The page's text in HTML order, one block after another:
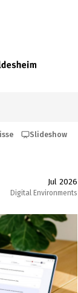
Slideshow
Jul 2026
Digital Environments